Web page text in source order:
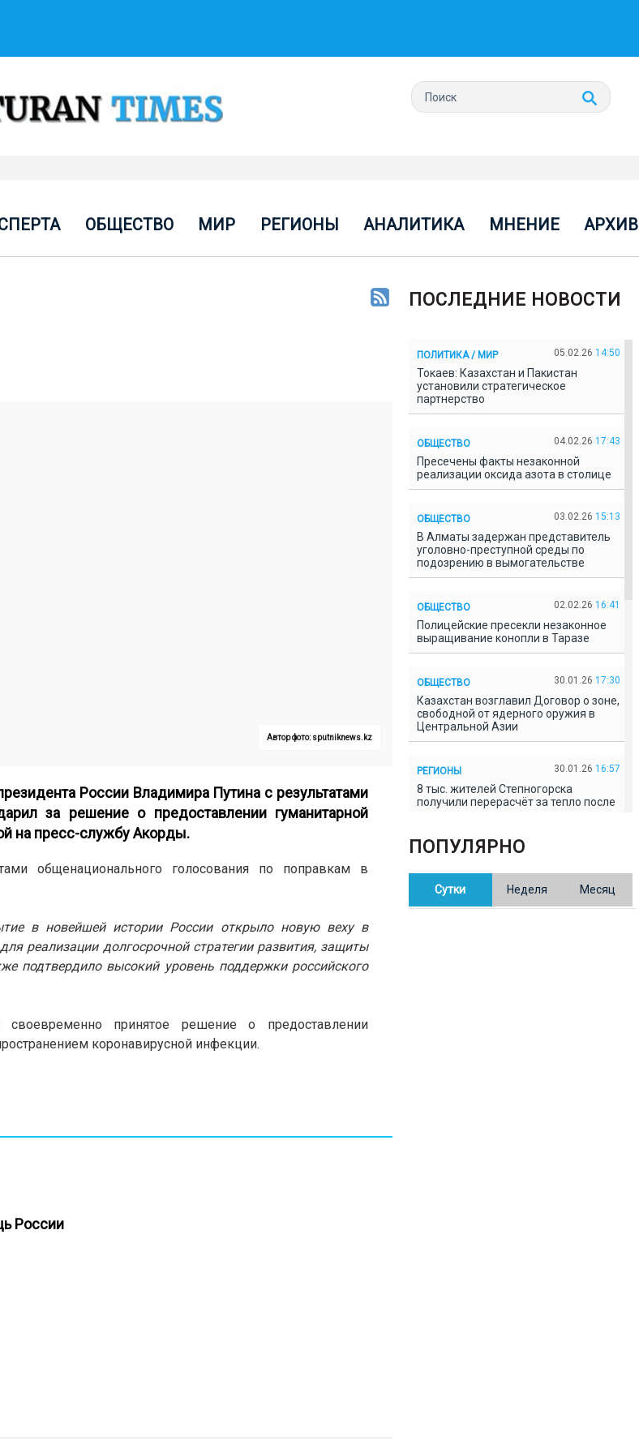
ОБЩЕСТВО МИР РЕГИОНЫ АНАЛИТИКА МНЕНИЕ АРХИВ
Автор фото: sputniknews.kz
России Владимира Путина с результатами
за решение о предоставлении гуманитарной
на пресс-службу Акорды.
общенационального голосования по поправкам в
в новейшей истории России открыло новую веху в
реализации долгосрочной стратегии развития, защиты
подтвердило высокий уровень поддержки российского
принятое решение о предоставлении
коронавирусной инфекции.
России
ПОСЛЕДНИЕ НОВОСТИ
ПОЛИТИКА / МИР 05.02.26 14:50
Токаев: Казахстан и Пакистан
установили стратегическое
партнерство
ОБЩЕСТВО 04.02.26 17:43
Пресечены факты незаконной
реализации оксида азота в столице
ОБЩЕСТВО 03.02.26 15:13
В Алматы задержан представитель
уголовно-преступной среды по
подозрению в вымогательстве
ОБЩЕСТВО 02.02.26 16:41
Полицейские пресекли незаконное
выращивание конопли в Таразе
ОБЩЕСТВО 30.01.26 17:30
Казахстан возглавил Договор о зоне,
свободной от ядерного оружия в
Центральной Азии
РЕГИОНЫ 30.01.26 16:57
8 тыс. жителей Степногорска
получили перерасчёт за тепло после
В Казахстане готовят новую
редакцию Конституции: меняется
ПОПУЛЯРНО
Сутки Неделя Месяц